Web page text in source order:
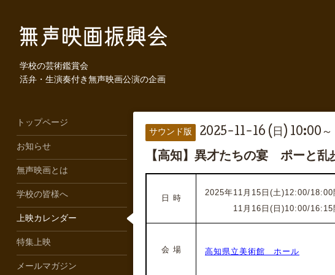
学校の芸術鑑賞会
活弁・生演奏付き無声映画公演の企画
サウンド版 2025-11-16 (日) 10:00～
【高知】異才たちの宴 ポーと乱
日 時
2025年11月15日(土)12:00/18:00
11月16日(日)10:00/
会 場 高知県立美術館 ホール
トップページ
お知らせ
無声映画とは
学校の皆様へ
上映カレンダー
特集上映
メールマガジン